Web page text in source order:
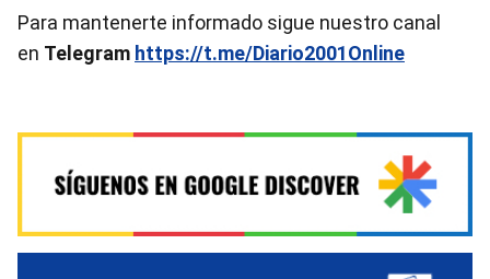
Para mantenerte informado sigue nuestro canal
en Telegram https://t.me/Diario2001Online